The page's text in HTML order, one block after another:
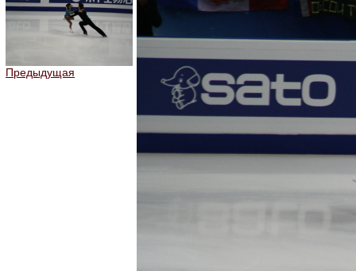
Предыдущая